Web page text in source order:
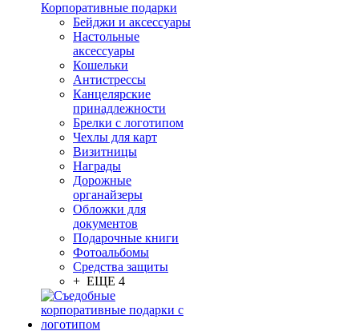
Корпоративные подарки
Бейджи и аксессуары
Настольные
аксессуары
Кошельки
Антистрессы
Канцелярские
принадлежности
Брелки с логотипом
Чехлы для карт
Визитницы
Награды
Дорожные
органайзеры
Обложки для
документов
Подарочные книги
Фотоальбомы
Средства защиты
+ ЕЩЕ 4